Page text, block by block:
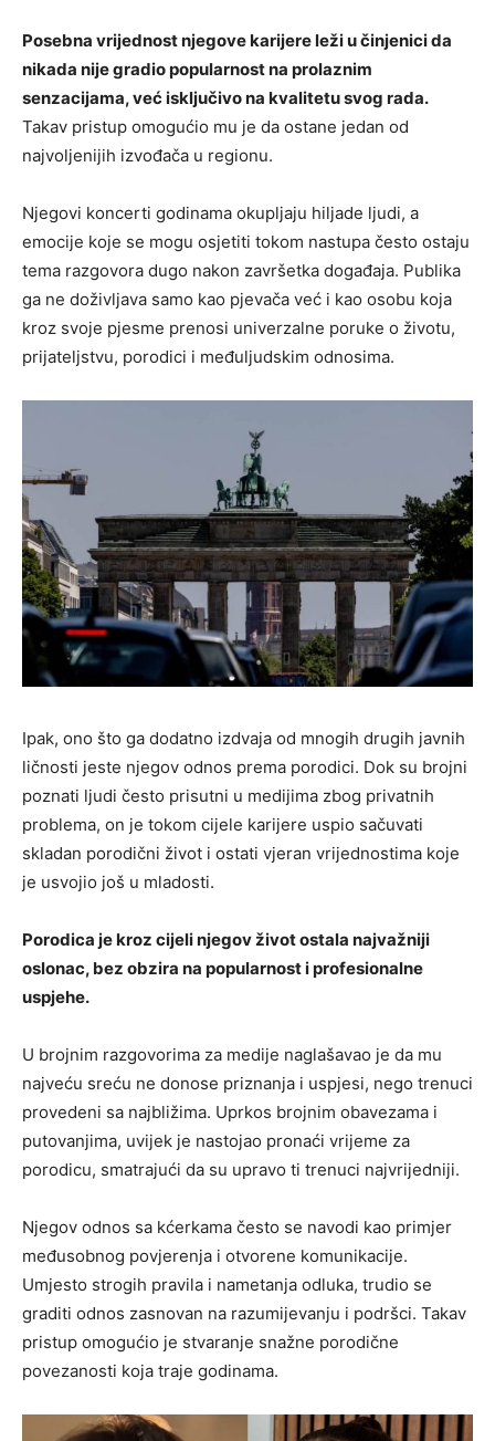
Posebna vrijednost njegove karijere leži u činjenici da
nikada nije gradio popularnost na prolaznim
senzacijama, već isključivo na kvalitetu svog rada.
Takav pristup omogućio mu je da ostane jedan od
najvoljenijih izvođača u regionu.
Njegovi koncerti godinama okupljaju hiljade ljudi, a
emocije koje se mogu osjetiti tokom nastupa često ostaju
tema razgovora dugo nakon završetka događaja. Publika
ga ne doživljava samo kao pjevača već i kao osobu koja
kroz svoje pjesme prenosi univerzalne poruke o životu,
prijateljstvu, porodici i međuljudskim odnosima.
Ipak, ono što ga dodatno izdvaja od mnogih drugih javnih
ličnosti jeste njegov odnos prema porodici. Dok su brojni
poznati ljudi često prisutni u medijima zbog privatnih
problema, on je tokom cijele karijere uspio sačuvati
skladan porodični život i ostati vjeran vrijednostima koje
je usvojio još u mladosti.
Porodica je kroz cijeli njegov život ostala najvažniji
oslonac, bez obzira na popularnost i profesionalne
uspjehe.
U brojnim razgovorima za medije naglašavao je da mu
najveću sreću ne donose priznanja i uspjesi, nego trenuci
provedeni sa najbližima. Uprkos brojnim obavezama i
putovanjima, uvijek je nastojao pronaći vrijeme za
porodicu, smatrajući da su upravo ti trenuci najvrijedniji.
Njegov odnos sa kćerkama često se navodi kao primjer
međusobnog povjerenja i otvorene komunikacije.
Umjesto strogih pravila i nametanja odluka, trudio se
graditi odnos zasnovan na razumijevanju i podršci. Takav
pristup omogućio je stvaranje snažne porodične
povezanosti koja traje godinama.